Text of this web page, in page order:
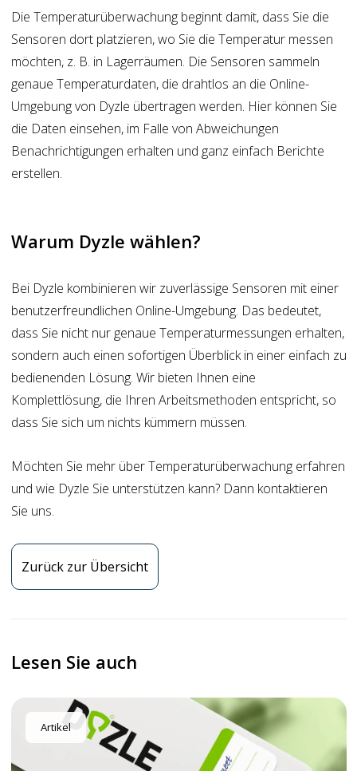
Die Temperaturüberwachung beginnt damit, dass Sie die
Sensoren dort platzieren, wo Sie die Temperatur messen
möchten, z. B. in Lagerräumen. Die Sensoren sammeln
genaue Temperaturdaten, die drahtlos an die Online-
Umgebung von Dyzle übertragen werden. Hier können Sie
die Daten einsehen, im Falle von Abweichungen
Benachrichtigungen erhalten und ganz einfach Berichte
erstellen.
Warum Dyzle wählen?
Bei Dyzle kombinieren wir zuverlässige Sensoren mit einer
benutzerfreundlichen Online-Umgebung. Das bedeutet,
dass Sie nicht nur genaue Temperaturmessungen erhalten,
sondern auch einen sofortigen Überblick in einer einfach zu
bedienenden Lösung. Wir bieten Ihnen eine
Komplettlösung, die Ihren Arbeitsmethoden entspricht, so
dass Sie sich um nichts kümmern müssen.
Möchten Sie mehr über Temperaturüberwachung erfahren
und wie Dyzle Sie unterstützen kann? Dann kontaktieren
Sie uns.
Zurück zur Übersicht
Lesen Sie auch
Artikel